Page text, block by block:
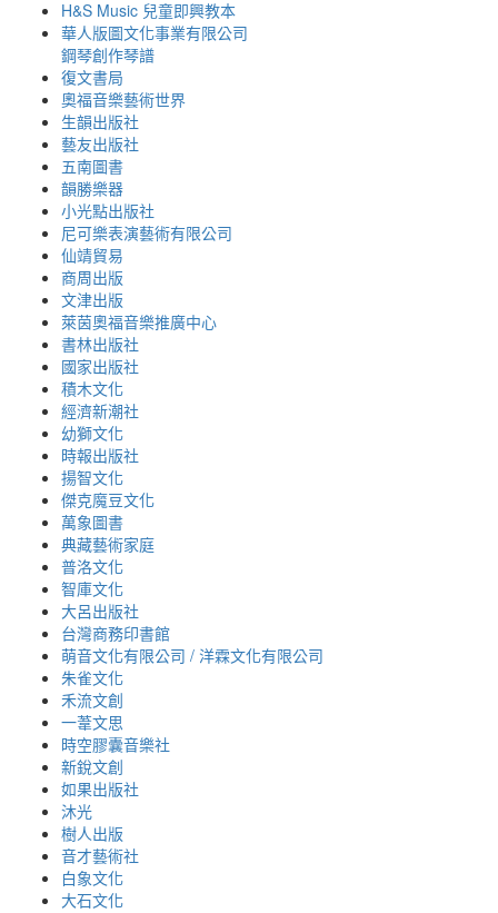
H&S Music 兒童即興教本
華人版圖文化事業有限公司
鋼琴創作琴譜
復文書局
奧福音樂藝術世界
生韻出版社
藝友出版社
五南圖書
韻勝樂器
小光點出版社
尼可樂表演藝術有限公司
仙靖貿易
商周出版
文津出版
萊茵奧福音樂推廣中心
書林出版社
國家出版社
積木文化
經濟新潮社
幼獅文化
時報出版社
揚智文化
傑克魔豆文化
萬象圖書
典藏藝術家庭
普洛文化
智庫文化
大呂出版社
台灣商務印書館
萌音文化有限公司 / 洋霖文化有限公司
朱雀文化
禾流文創
一葦文思
時空膠囊音樂社
新銳文創
如果出版社
沐光
樹人出版
音才藝術社
白象文化
大石文化